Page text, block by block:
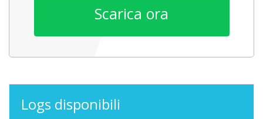
Scarica ora
Logs disponibili